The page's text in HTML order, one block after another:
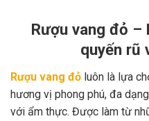
Rượu vang đỏ –
quyến rũ
Rượu vang đỏ luôn là lựa
hương vị phong phú, đa
với ẩm thực. Được làm từ